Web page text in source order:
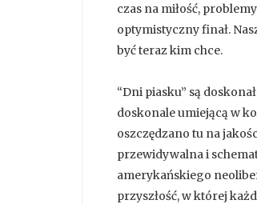
czas na miłość,
optymistyczny finał.
być teraz kim chce.
“Dni piasku” są
doskonale umiejącą w
oszczędzano tu na
przewidywalna i
amerykańskiego
przyszłość, w której